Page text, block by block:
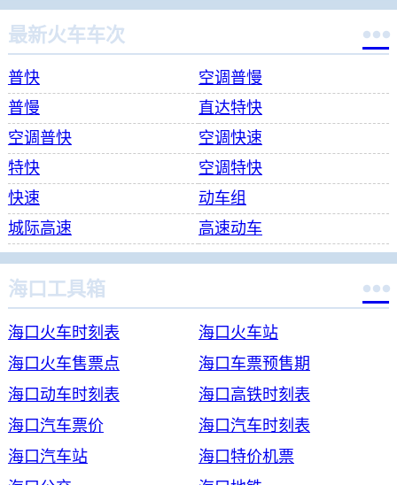
最新火车车次 
普快
空调普慢
普慢
直达特快
空调普快
空调快速
特快
空调特快
快速
动车组
城际高速
高速动车
海口工具箱 
海口火车时刻表
海口火车站
海口火车售票点
海口车票预售期
海口动车时刻表
海口高铁时刻表
海口汽车票价
海口汽车时刻表
海口汽车站
海口特价机票